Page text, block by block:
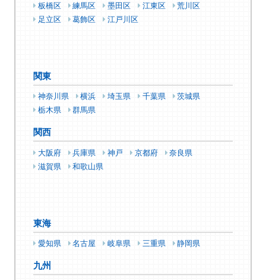
板橋区
練馬区 墨田区 江東区
荒川区
足立区
葛飾区 江戸川区
関東
神奈川県 横浜 埼玉県 千葉県
茨城県
栃木県
群馬県
関西
大阪府 兵庫県 神戸 京都府
奈良県
滋賀県
和歌山県
東海
愛知県 名古屋 岐阜県 三重県 静岡県
九州